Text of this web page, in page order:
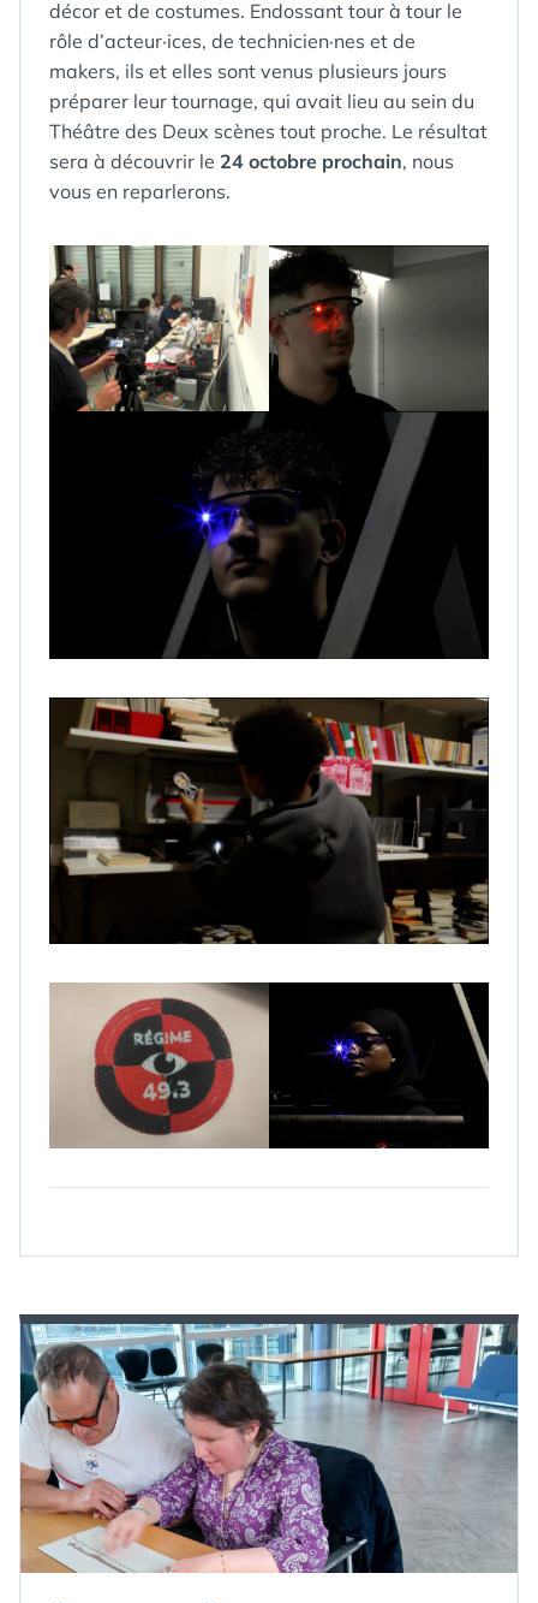
décor et de costumes. Endossant tour à tour le
rôle d’acteur·ices, de technicien·nes et de
makers, ils et elles sont venus plusieurs jours
préparer leur tournage, qui avait lieu au sein du
Théâtre des Deux scènes tout proche. Le résultat
sera à découvrir le 24 octobre prochain, nous
vous en reparlerons.